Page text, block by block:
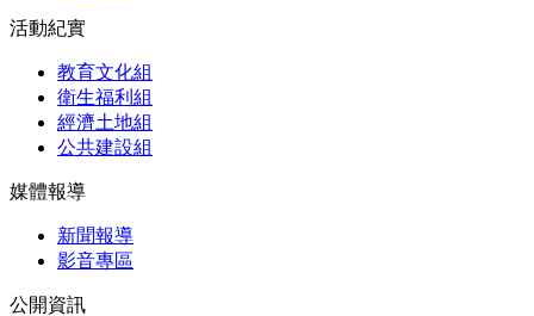
活動紀實
教育文化組
衛生福利組
經濟土地組
公共建設組
媒體報導
新聞報導
影音專區
公開資訊